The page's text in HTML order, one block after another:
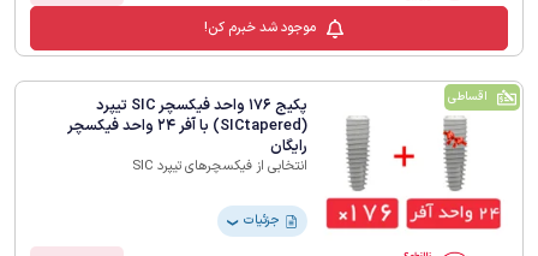
موجود شد خبرم کن!
اقساطی
پکیج 176 واحد فیکسچر SIC تیپرد
(SICtapered) با آفر 24 واحد فیکسچر
رایگان
انتخابی از فیکسچرهای تیپرد SIC
جزئیات ❯